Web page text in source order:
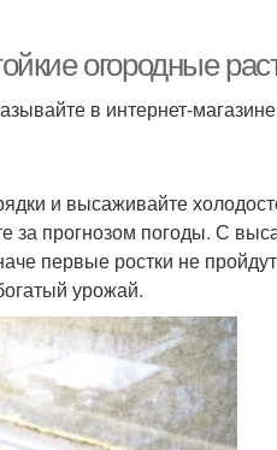
огородные
в интернет-
и высаживайте
за прогнозом погоды. С
первые ростки не
урожай.